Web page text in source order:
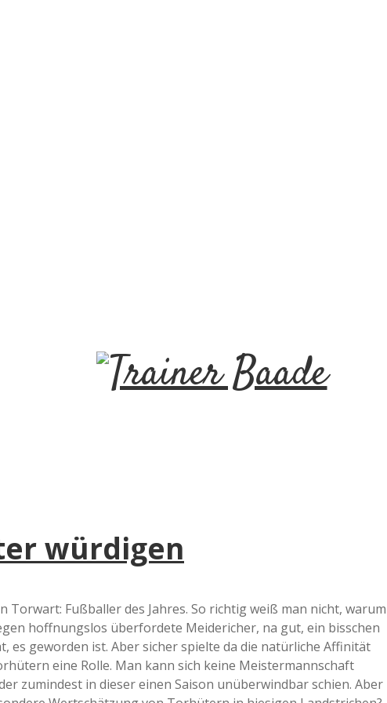
T
n
e
r
würdigen
Torwart: Fußballer des Jahres. So richtig weiß man nicht, warum
hoffnungslos überfordete Meidericher, na gut, ein bisschen
es geworden ist. Aber sicher spielte da die natürliche Affinität
eine Rolle. Man kann sich keine Meistermannschaft
zumindest in dieser einen Saison unüberwindbar schien. Aber